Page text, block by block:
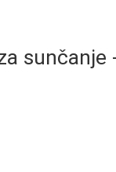
sunčanje